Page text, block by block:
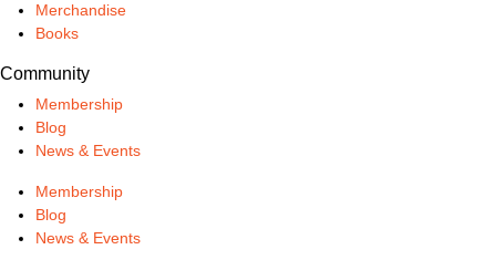
Merchandise
Books
Community
Membership
Blog
News & Events
Membership
Blog
News & Events